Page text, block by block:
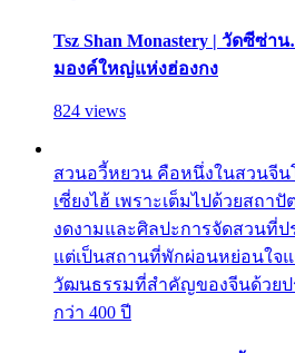
Tsz Shan Monastery | วัดซีซ่
มองค์ใหญ่แห่งฮ่องกง
824 views
สวนอวี้หยวน คือหนึ่งในสวนจี
เซี่ยงไฮ้ เพราะเต็มไปด้วยสถา
งดงามและศิลปะการจัดสวนที่
แต่เป็นสถานที่พักผ่อนหย่อนใจ
วัฒนธรรมที่สำคัญของจีนด้วยป
กว่า 400 ปี